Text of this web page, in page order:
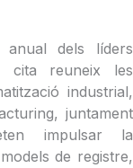
dels líders
cita reuneix les
industrial,
juntament
impulsar la
de registre,